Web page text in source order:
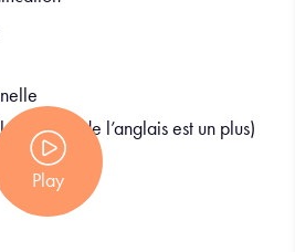
maîtrise de l’anglais est un plus)
Play